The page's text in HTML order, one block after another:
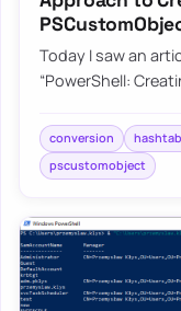
Today I saw an
“PowerShell:
people create e…
conversion
pscustomobject